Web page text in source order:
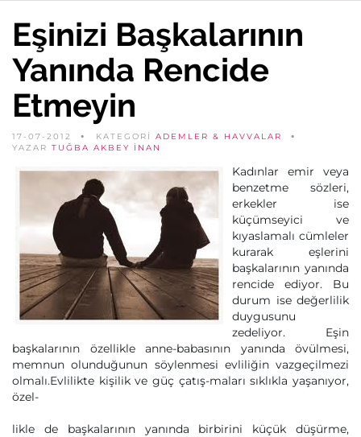
Eşinizi Başkalarının
Yanında Rencide
Etmeyin
17-07-2012 KATEGORİ ADEMLER & HAVVALAR
YAZAR TUĞBA AKBEY İNAN
Kadınlar emir veya
benzetme sözleri,
erkekler ise
küçümseyici ve
kıyaslamalı cümleler
kurarak eşlerini
başkalarının yanında
rencide ediyor. Bu
durum ise değerlilik
duygusunu
zedeliyor. Eşin
başkalarının özellikle anne-babasının yanında övülmesi,
memnun olunduğunun söylenmesi evliliğin vazgeçilmezi
olmalı.Evlilikte kişilik ve güç çatış-maları sıklıkla yaşanıyor,
özel-
likle de başkalarının yanında birbirini küçük düşürme,